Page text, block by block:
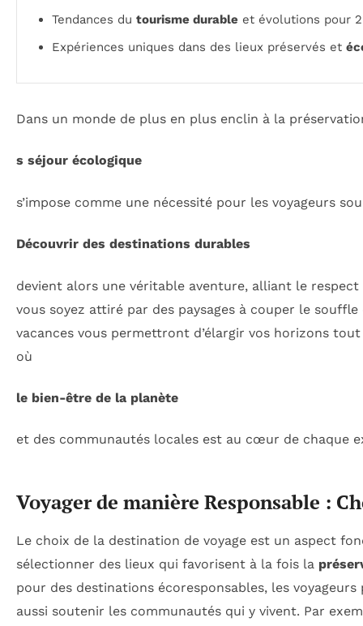
Tendances du tourisme durable et évolutions pour
Expériences uniques dans des lieux préservés et
Dans un monde de plus en plus enclin à la
s séjour écologique
s’impose comme une nécessité pour les voyageurs
Découvrir des destinations durables
devient alors une véritable aventure, alliant le
vous soyez attiré par des paysages à couper le
vacances vous permettront d’élargir vos horizons
où
le bien-être de la planète
et des communautés locales est au cœur de chaque
Voyager de manière Responsable :
Le choix de la destination de voyage est un aspect
sélectionner des lieux qui favorisent à la fois la
pour des destinations écoresponsables, les
aussi soutenir les communautés qui y vivent. Par